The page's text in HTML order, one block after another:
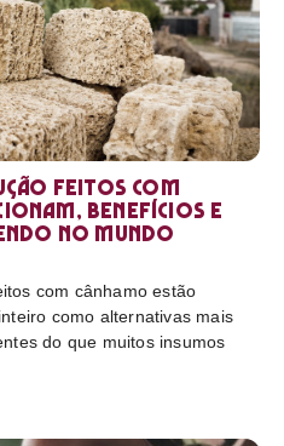
feitos com
benefícios e
no mundo
com cânhamo estão
como alternativas mais
do que muitos insumos